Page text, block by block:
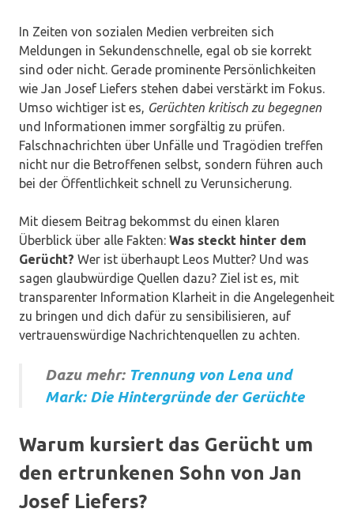
In Zeiten von sozialen Medien verbreiten sich
Meldungen in Sekundenschnelle, egal ob sie korrekt
sind oder nicht. Gerade prominente Persönlichkeiten
wie Jan Josef Liefers stehen dabei verstärkt im Fokus.
Umso wichtiger ist es, Gerüchten kritisch zu begegnen
und Informationen immer sorgfältig zu prüfen.
Falschnachrichten über Unfälle und Tragödien treffen
nicht nur die Betroffenen selbst, sondern führen auch
bei der Öffentlichkeit schnell zu Verunsicherung.
Mit diesem Beitrag bekommst du einen klaren
Überblick über alle Fakten: Was steckt hinter dem
Gerücht? Wer ist überhaupt Leos Mutter? Und was
sagen glaubwürdige Quellen dazu? Ziel ist es, mit
transparenter Information Klarheit in die Angelegenheit
zu bringen und dich dafür zu sensibilisieren, auf
vertrauenswürdige Nachrichtenquellen zu achten.
Dazu mehr: Trennung von Lena und
Mark: Die Hintergründe der Gerüchte
Warum kursiert das Gerücht um
den ertrunkenen Sohn von Jan
Josef Liefers?